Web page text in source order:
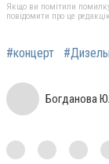
Якщо ви помітили
повідомити про це
#концерт
Богданова